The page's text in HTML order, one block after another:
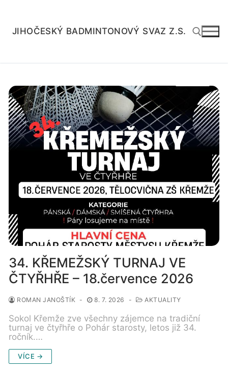
JIHOČESKÝ BADMINTONOVÝ SVAZ Z.S.
34. KŘEMEŽSKÝ TURNAJ VE
ČTYŘHŘE – 18.července 2026
ROMAN JANOŠTÍK - 8. 7. 2026 - AKTUALITY
Sokol Křemže zve všechny zájemce na tradiční
turnaj ve čtyřhře o Pohár starosty, letos již 34.
ročník.…
VÍCE →